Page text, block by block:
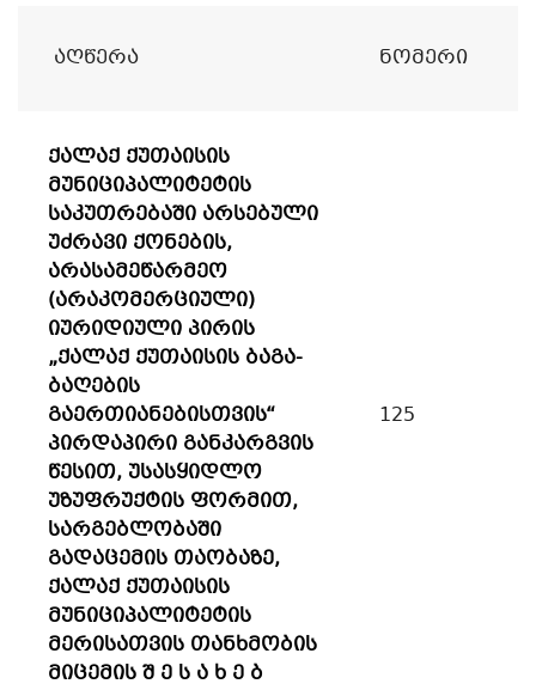
Აღწერა Ნომერი
ქალაქ ქუთაისის
მუნიციპალიტეტის
საკუთრებაში არსებული
უძრავი ქონების,
არასამეწარმეო
(არაკომერციული)
იურიდიული პირის
„ქალაქ ქუთაისის ბაგა-
ბაღების
გაერთიანებისთვის“
პირდაპირი განკარგვის
წესით, უსასყიდლო
უზუფრუქტის ფორმით,
სარგებლობაში
გადაცემის თაობაზე,
ქალაქ ქუთაისის
მუნიციპალიტეტის
მერისათვის თანხმობის
მიცემის შ ე ს ა ხ ე ბ
125